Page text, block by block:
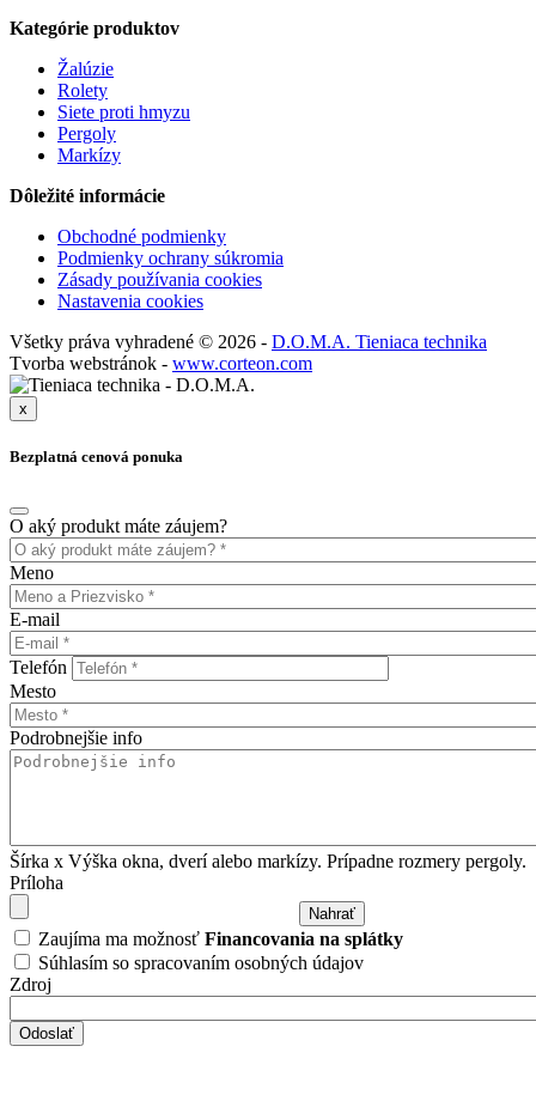
Kategórie produktov
Žalúzie
Rolety
Siete proti hmyzu
Pergoly
Markízy
Dôležité informácie
Obchodné podmienky
Podmienky ochrany súkromia
Zásady používania cookies
Nastavenia cookies
Všetky práva vyhradené © 2026 - D.O.M.A. Tieniaca technika
Tvorba webstránok - www.corteon.com
x
Bezplatná cenová ponuka
O aký produkt máte záujem?
Meno
E-mail
Telefón
Mesto
Podrobnejšie info
Šírka x Výška okna, dverí alebo markízy. Prípadne rozmery pergoly.
Príloha
Zaujíma ma možnosť Financovania na splátky
Súhlasím so spracovaním osobných údajov
Zdroj